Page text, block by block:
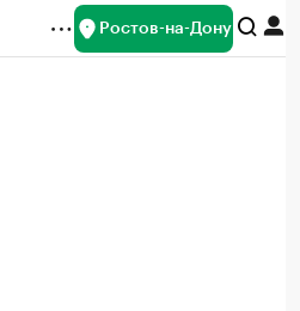
Ростов-на-Дону